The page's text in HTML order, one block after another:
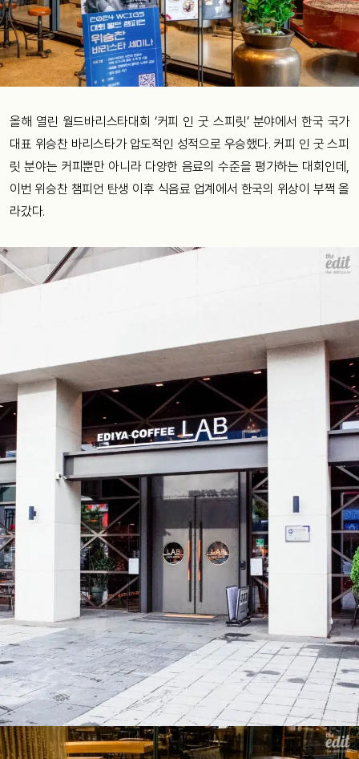
올해 열린 월드바리스타대회 ‘커피 인 굿 스피릿’ 분야에서 한국 국가
대표 위승찬 바리스타가 압도적인 성적으로 우승했다. 커피 인 굿 스피
릿 분야는 커피뿐만 아니라 다양한 음료의 수준을 평가하는 대회인데,
이번 위승찬 챔피언 탄생 이후 식음료 업계에서 한국의 위상이 부쩍 올
라갔다.